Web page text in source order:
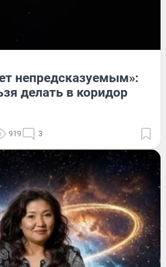
непредсказуемым»:
делать в коридор
919 3